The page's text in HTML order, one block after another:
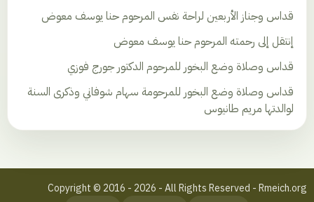
قداس وجناز الأربعين لراحة نفس المرحوم حنا يوسف معوض
إنتقل إلى رحمته المرحوم حنا يوسف معوض
قداس وصلاة وضع البخور للمرحوم الدكتور جورج فوزي
قداس وصلاة وضع البخور للمرحومة سهام شوفاني وذكرى السنة
لوالدتها مريم طانيوس
Copyright © 2016 - 2026 - All Rights Reserved - Rmeich.org